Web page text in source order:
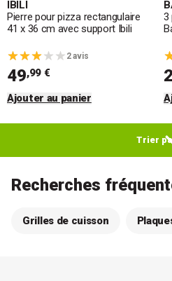
IBILI
Pierre pour pizza rectangulaire
41 x 36 cm avec support Ibili
2 avis
49,99 €
Ajouter au panier
3
Recherches
Grilles de cuisson